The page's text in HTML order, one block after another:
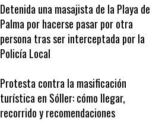
Detenida una masajista de la Playa de
Palma por hacerse pasar por otra
persona tras ser interceptada por la
Policía Local
Protesta contra la masificación
turística en Sóller: cómo llegar,
recorrido y recomendaciones